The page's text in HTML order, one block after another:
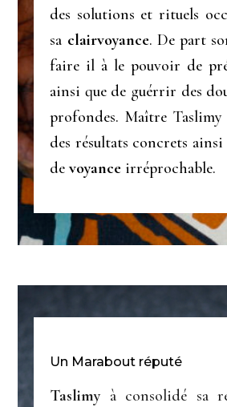
des solutions et rituels
sa clairvoyance. De part
faire il à le pouvoir de
ainsi que de guérrir des
profondes. Maître
des résultats concrets ainsi
devoyance irréprochable.
Un Marabout réputé
Taslimyà consolidé sa